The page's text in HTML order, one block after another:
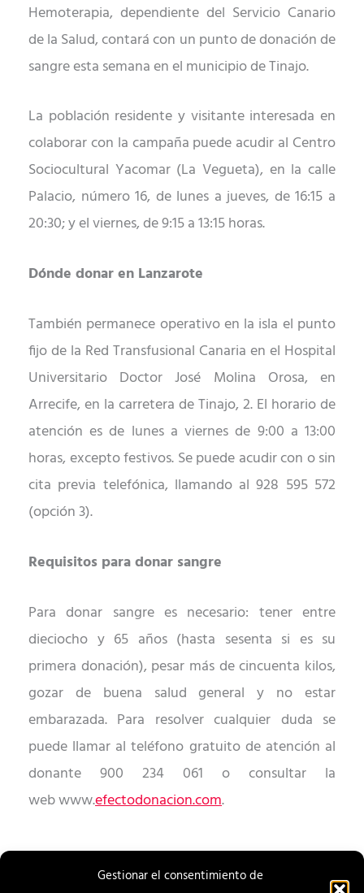
Gestionar el consentimiento de
Hemoterapia, dependiente del Servicio Canario
dela Salud,contará con un punto de donación de
sangre esta semanaen el municipio de Tinajo.
La población residente y visitante interesada en
colaborar con la campaña puede acudir al Centro
Sociocultural Yacomar (La Vegueta), en la calle
Palacio, número 16, de lunes a jueves, de 16:15 a
20:30; y el viernes, de 9:15 a 13:15 horas.
Dónde donar en Lanzarote
También permanece operativo en la isla el punto
fijo de la Red Transfusional Canaria en el Hospital
Universitario Doctor José Molina Orosa, en
Arrecife, en la carretera de Tinajo, 2. El horariode
atenciónes de lunes a viernes de 9:00 a 13:00
horas, excepto festivos. Se puede acudir con o sin
cita previa telefónica, llamando al 928 595 572
(opción 3).
Requisitos para donar sangre
Para donar sangre es necesario: tener entre
dieciocho y 65 años (hasta sesenta si es su
primera donación), pesar más de cincuenta kilos,
gozar de buena salud general y no estar
embarazada. Para resolver cualquier duda se
puede llamar al teléfono gratuito de atención al
donante 900 234 061 o consultar la
webwww.efectodonacion.com.